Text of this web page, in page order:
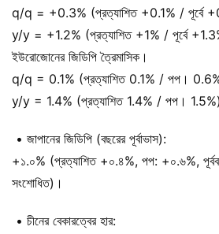
q/q = +0.3% (প্রত্যাশিত +0.1% / পূর্বে
y/y = +1.2% (প্রত্যাশিত +1% / পূর্বে
ইউরোজোনের জিডিপি ত্রৈমাসিক।
q/q = 0.1% (প্রত্যাশিত 0.1% / পপ।
y/y = 1.4% (প্রত্যাশিত 1.4% / পপ।
• জাপানের জিডিপি (বছরের পূর্বাভাস):
+১.০% (প্রত্যাশিত +০.৪%, পপ: +০.৬%,
সংশোধিত)।
• চীনের বেকারত্বের হার: